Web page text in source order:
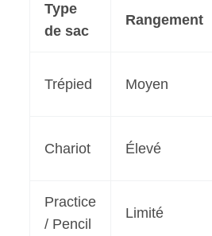
Type
de sac
Rangement
Trépied Moyen
Chariot Élevé
Practice
/ Pencil
Limité